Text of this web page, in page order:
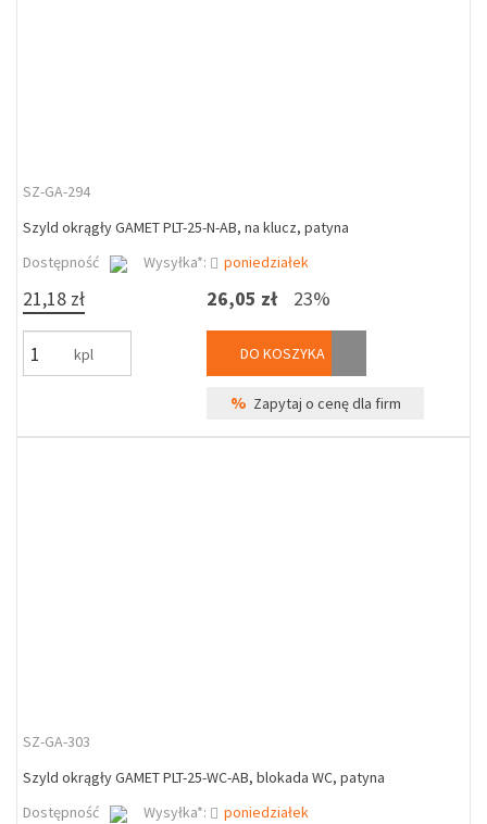
SZ-GA-294
Szyld okrągły GAMET PLT-25-N-AB, na klucz, patyna
Dostępność
Wysyłka*: poniedziałek
21,18 zł
kpl
26,05 zł 23%
DO KOSZYKA
% Zapytaj o cenę dla firm
SZ-GA-303
Szyld okrągły GAMET PLT-25-WC-AB, blokada WC, patyna
Dostępność
Wysyłka*: poniedziałek